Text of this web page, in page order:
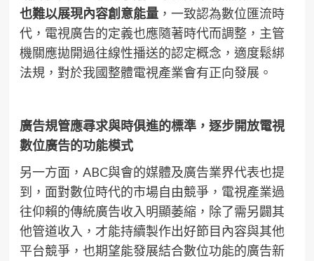
也難以展現內容創意能量，一致認為數位匯流時
代，電視廣告的定義也應隨著時代而調整，主管
機關應拋開過往線性播送的認定概念，適度鬆綁
法規，對於我國整體電視產業會有正向發展。
廣告規管應尋求與時俱進的標準，逐步開放電視
數位廣告的功能模式
另一方面，ABC與會的媒體及廣告業界代表也提
到，面對數位時代的市場自由競爭，電視產業過
往仰賴的傳統廣告收入明顯萎縮，除了需另闢其
他管道收入，才能持續製作出好節目內容與其他
平台競爭，也期望能發展結合數位功能的廣告新